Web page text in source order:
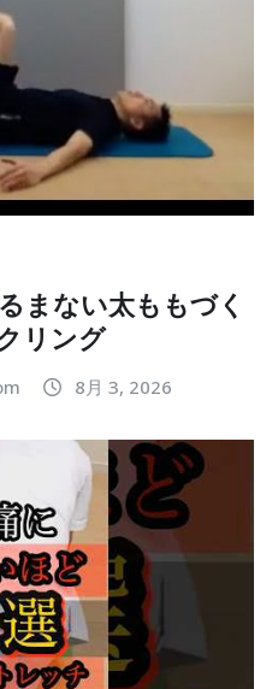
まない太ももづく
リング
8月 3, 2026